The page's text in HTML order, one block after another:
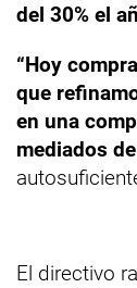
del 30% el
“Hoy
que
en una
mediados
El directivo